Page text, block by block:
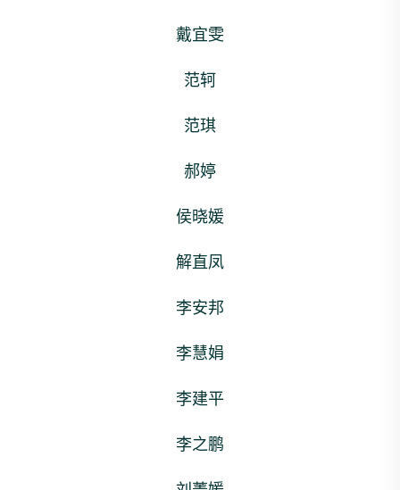
戴宜雯
范轲
范琪
郝婷
侯晓媛
解直凤
李安邦
李慧娟
李建平
李之鹏